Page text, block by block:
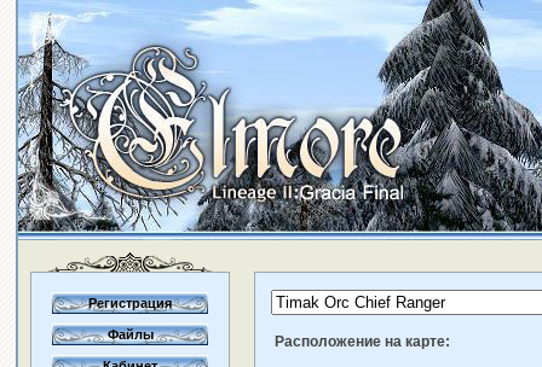
Регистрация
Файлы Расположение на карте: